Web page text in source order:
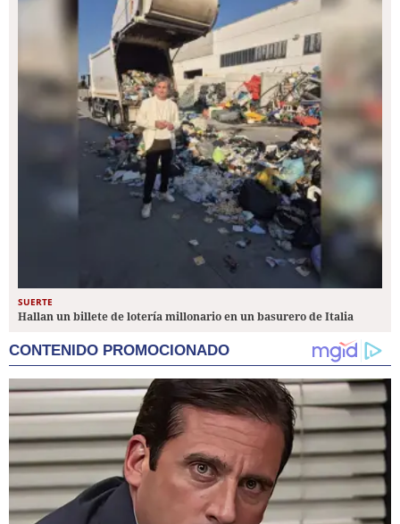
SUERTE
Hallan un billete de lotería millonario en un basurero de Italia
CONTENIDO PROMOCIONADO